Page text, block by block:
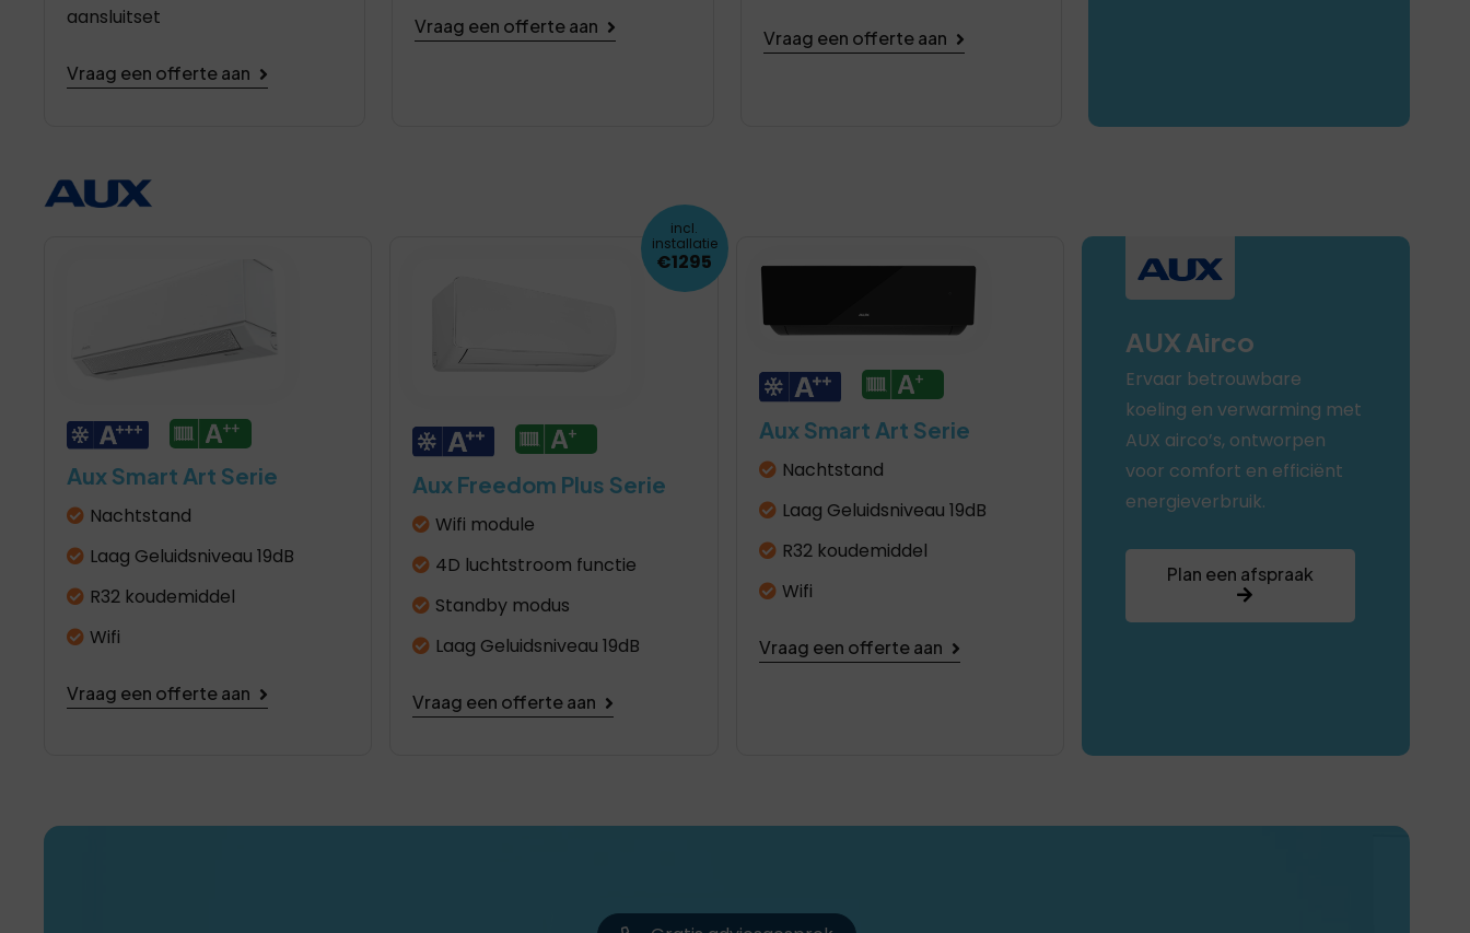
aansluitset
Vraag een offerte aan
Vraag een offerte aan Vraag een offerte aan
Aux Smart Art Serie
Nachtstand
Laag Geluidsniveau 19dB
R32 koudemiddel
Wifi
Vraag een offerte aan
Aux Freedom Plus Serie
Wifi module
4D luchtstroom functie
Standby modus
Laag Geluidsniveau 19dB
Vraag een offerte aan
incl.
installatie
€1295
Aux Smart Art Serie
Nachtstand
Laag Geluidsniveau 19dB
R32 koudemiddel
Wifi
Vraag een offerte aan
AUX Airco
Ervaar betrouwbare
koeling en verwarming met
AUX airco’s, ontworpen
voor comfort en efficiënt
energieverbruik.
Plan een afspraak